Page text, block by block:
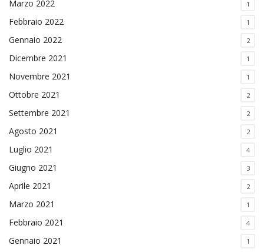
Marzo 2022 1
Febbraio 2022 1
Gennaio 2022 2
Dicembre 2021 1
Novembre 2021 1
Ottobre 2021 2
Settembre 2021 2
Agosto 2021 2
Luglio 2021 4
Giugno 2021 3
Aprile 2021 2
Marzo 2021 1
Febbraio 2021 4
Gennaio 2021 1